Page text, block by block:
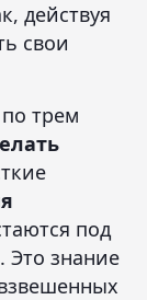
действуя
свои
трем
под
. Это знание